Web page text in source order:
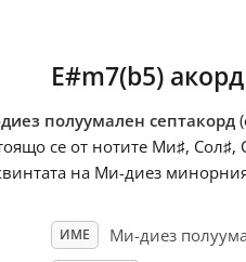
E#m7(b5) акорд
полуумален септакорд
се от нотите Ми♯, Сол♯,
на Ми-диез
ИМЕ Ми-диез